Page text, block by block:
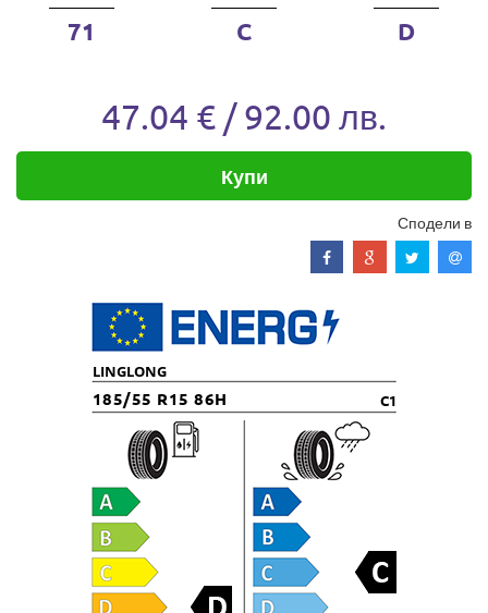
71 C D
47.04 € / 92.00 лв.
Купи
Сподели в
LINGLONG
185/55 R15 86H C1